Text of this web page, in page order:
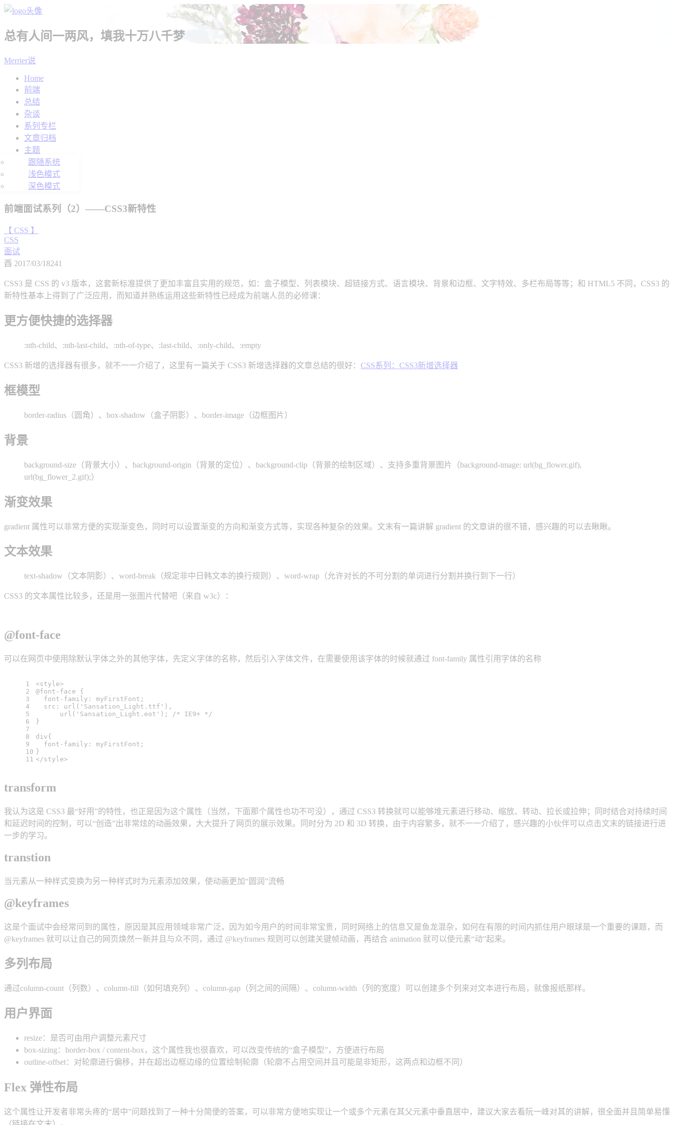
总有人间一两风，填我十万八千梦
Merrier说
Home
前端
总结
杂谈
系列专栏
文章归档
主题
跟随系统
浅色模式
深色模式
前端面试系列（2）——CSS3新特性
【 CSS 】
CSS
面试
酉 2017/03/18241
CSS3 是 CSS 的 v3 版本，这套新标准提供了更加丰富且实用的规范，如：盒子模型、列表模块、超链接方式、语言模块、背景和边框、文字特效、多栏布局等等；和 HTML5 不同，CSS3 的
新特性基本上得到了广泛应用，而知道并熟练运用这些新特性已经成为前端人员的必修课：
更方便快捷的选择器
:nth-child、:nth-last-child、:nth-of-type、:last-child、:only-child、:empty
CSS3 新增的选择器有很多，就不一一介绍了，这里有一篇关于 CSS3 新增选择器的文章总结的很好： CSS系列：CSS3新增选择器
框模型
border-radius（圆角）、box-shadow（盒子阴影）、border-image（边框图片）
背景
background-size（背景大小）、background-origin（背景的定位）、background-clip（背景的绘制区域）、支持多重背景图片（background-image: url(bg_flower.gif),
url(bg_flower_2.gif);）
渐变效果
gradient 属性可以非常方便的实现渐变色，同时可以设置渐变的方向和渐变方式等，实现各种复杂的效果。文末有一篇讲解 gradient 的文章讲的很不错，感兴趣的可以去瞅瞅。
文本效果
text-shadow（文本阴影）、word-break（规定非中日韩文本的换行规则）、word-wrap（允许对长的不可分割的单词进行分割并换行到下一行）
CSS3 的文本属性比较多，还是用一张图片代替吧（来自 w3c）：
@font-face
可以在网页中使用除默认字体之外的其他字体，先定义字体的名称，然后引入字体文件，在需要使用该字体的时候就通过 font-family 属性引用字体的名称
1
2
3
4
5
6
7
8
9
10
11
<style>
@font-face {
font-family : myFirstFont;
src : url ( 'Sansation_Light.ttf' ),
url ( 'Sansation_Light.eot' );
/* IE9+ */
}
div{
font-family : myFirstFont;
}
</style>
transform
我认为这是 CSS3 最“好用”的特性，也正是因为这个属性（当然，下面那个属性也功不可没），通过 CSS3 转换就可以能够堆元素进行移动、缩放、转动、拉长或拉伸；同时结合对持续时间
和延迟时间的控制，可以“创造”出非常炫的动画效果，大大提升了网页的展示效果。同时分为 2D 和 3D 转换，由于内容繁多，就不一一介绍了，感兴趣的小伙伴可以点击文末的链接进行进
一步的学习。
transtion
当元素从一种样式变换为另一种样式时为元素添加效果，使动画更加“圆润”流畅
@keyframes
这是个面试中会经常问到的属性，原因是其应用领域非常广泛，因为如今用户的时间非常宝贵，同时网络上的信息又是鱼龙混杂，如何在有限的时间内抓住用户眼球是一个重要的课题，而
@keyframes 就可以让自己的网页焕然一新并且与众不同，通过 @keyframes 规则可以创建关键帧动画，再结合 animation 就可以使元素“动”起来。
多列布局
通过column-count（列数）、column-fill（如何填充列）、column-gap（列之间的间隔）、column-width（列的宽度）可以创建多个列来对文本进行布局，就像报纸那样。
用户界面
resize：是否可由用户调整元素尺寸
box-sizing：border-box / content-box，这个属性我也很喜欢，可以改变传统的“盒子模型”，方便进行布局
outline-offset：对轮廓进行偏移，并在超出边框边缘的位置绘制轮廓（轮廓不占用空间并且可能是非矩形，这两点和边框不同）
Flex 弹性布局
这个属性让开发者非常头疼的“居中”问题找到了一种十分简便的答案，可以非常方便地实现让一个或多个元素在其父元素中垂直居中，建议大家去看阮一峰对其的讲解，很全面并且简单易懂